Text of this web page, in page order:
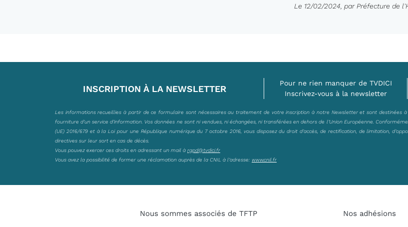
Le 12/02/2024, par Préfecture de
INSCRIPTION À LA NEWSLETTER
Pour ne rien manquer de TVDICI
Inscrivez-vous à la newsletter
Les informations recueillies à partir de ce formulaire sont nécessaires au traitement de votre inscription à notre Newsletter et sont destinées
fourniture d’un service d’information. Vos données ne sont ni vendues, ni échangées, ni transférées en dehors de l’Union Européenne.
(UE) 2016/679 et à la Loi pour une République numérique du 7 octobre 2016, vous disposez du droit d’accès, de rectification, de limitation,
directives sur leur sort en cas de décès.
Vous pouvez exercer ces droits en adressant un mail à rgpd@tvdici.fr
Vous avez la possibilité de former une réclamation auprès de la CNIL à l’adresse: www.cnil.fr
Nous sommes associés de TFTP Nos adhésions